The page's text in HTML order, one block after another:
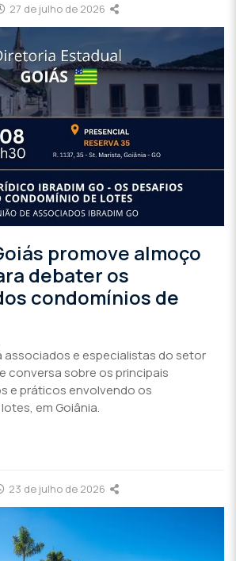
27 de julho de 2026
promove almoço
debater os
condomínios de
associados e especialistas do setor
conversa sobre os principais
e práticos envolvendo os
em Goiânia.
23 de julho de 2026